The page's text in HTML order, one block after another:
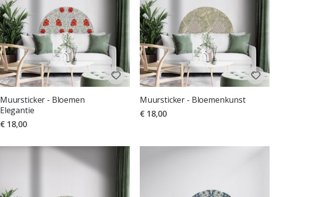
Muursticker - Bloemen
Elegantie
€ 18,00
Muursticker - Bloemenkunst
€ 18,00